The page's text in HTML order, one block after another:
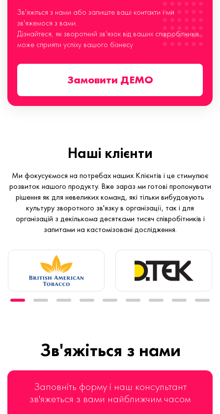
Зв'яжіться з нами або залиште ваші контакти і ми
зв'яжемося з вами.
Дізнайтеся, як зворотний зв'язок від ваших співробітників
може сприяти успіху вашого бізнесу
Замовити ДЕМО
Наші клієнти
Ми фокусуємося на потребах наших Клієнтів і це стимулює
розвиток нашого продукту. Вже зараз ми готові пропонувати
рішення як для невеликих команд, які тільки вибудовують
культуру зворотного зв'язку в організації, так і для
організацій з декількома десятками тисяч співробітників і
запитами на кастомізовані дослідження.
Зв'яжіться з нами
Заповніть форму і наш консультант
зв'яжеться з вами найближчим часом